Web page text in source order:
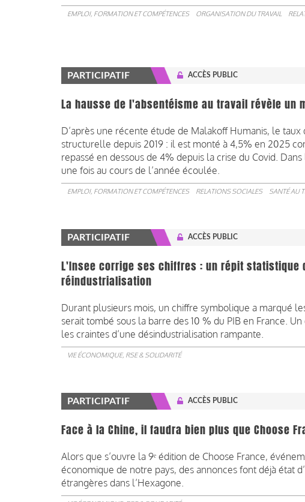
EMPLOI, FORMATION ET COMPÉTENCES ORGANISATION DU TRAVAIL
PARTICIPATIF ACCÈS PUBLIC
La hausse de l'absentéisme au travail révèle un
D’après une récente étude de Malakoff Humanis, le
structurelle depuis 2019 : il est monté à 4,5% en 2025
repassé en dessous de 4% depuis la crise du Covid.
une fois au cours de l’année écoulée.
EMPLOI, FORMATION ET COMPÉTENCES RELATIONS SOCIALES SANTÉ AU
PARTICIPATIF ACCÈS PUBLIC
L'Insee corrige ses chiffres : un répit statistique
réindustrialisation
Durant plusieurs mois, un chiffre symbolique a marqué
serait tombé sous la barre des 10 % du PIB en France.
les craintes d’une désindustrialisation rampante. ​​​​​​​
VIE ÉCONOMIQUE, RSE & SOLIDARITÉ
PARTICIPATIF ACCÈS PUBLIC
Face à la Chine, il faudra bien plus que Choose
Alors que s’ouvre la 9ᵉ édition de Choose France,
économique de notre pays, des annonces font déjà état
étrangères dans l’Hexagone.